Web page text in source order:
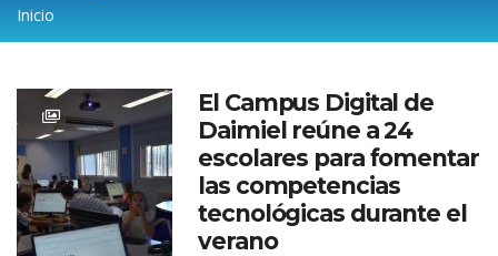
Sobrescribir
enlaces
de
ayuda
a
la
navegación
Inicio
El Campus Digital de
Daimiel reúne a 24
escolares para fomentar
las competencias
tecnológicas durante el
verano